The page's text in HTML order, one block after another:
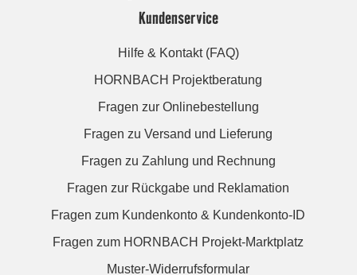
Kundenservice
Hilfe & Kontakt (FAQ)
HORNBACH Projektberatung
Fragen zur Onlinebestellung
Fragen zu Versand und Lieferung
Fragen zu Zahlung und Rechnung
Fragen zur Rückgabe und Reklamation
Fragen zum Kundenkonto & Kundenkonto-ID
Fragen zum HORNBACH Projekt-Marktplatz
Muster-Widerrufsformular